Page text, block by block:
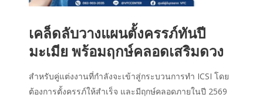
เคล็ดลับวางแผนตั้งครรภ์ทันปี
มะเมีย พร้อมฤกษ์คลอดเสริมดวง
สำหรับคู่แต่งงานที่กำลังจะเข้าสู่กระบวนการทำ ICSI โดย
ต้องการตั้งครรภ์ให้สำเร็จ และมีฤกษ์คลอดภายในปี 2569